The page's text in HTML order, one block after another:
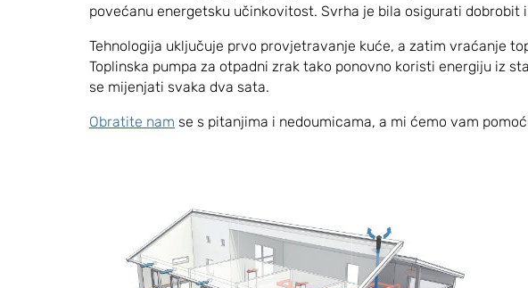
povećanu energetsku učinkovitost. Svrha je bila osigurati dobrobit
Tehnologija uključuje prvo provjetravanje kuće, a zatim vraćanje
Toplinska pumpa za otpadni zrak tako ponovno koristi energiju iz
se mijenjati svaka dva sata.
Obratite nam se s pitanjima i nedoumicama, a mi ćemo vam